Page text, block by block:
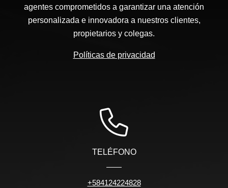
agentes comprometidos a garantizar una atención
personalizada e innovadora a nuestros clientes,
propietarios y colegas.
Políticas de privacidad
TELÉFONO
+584124224828